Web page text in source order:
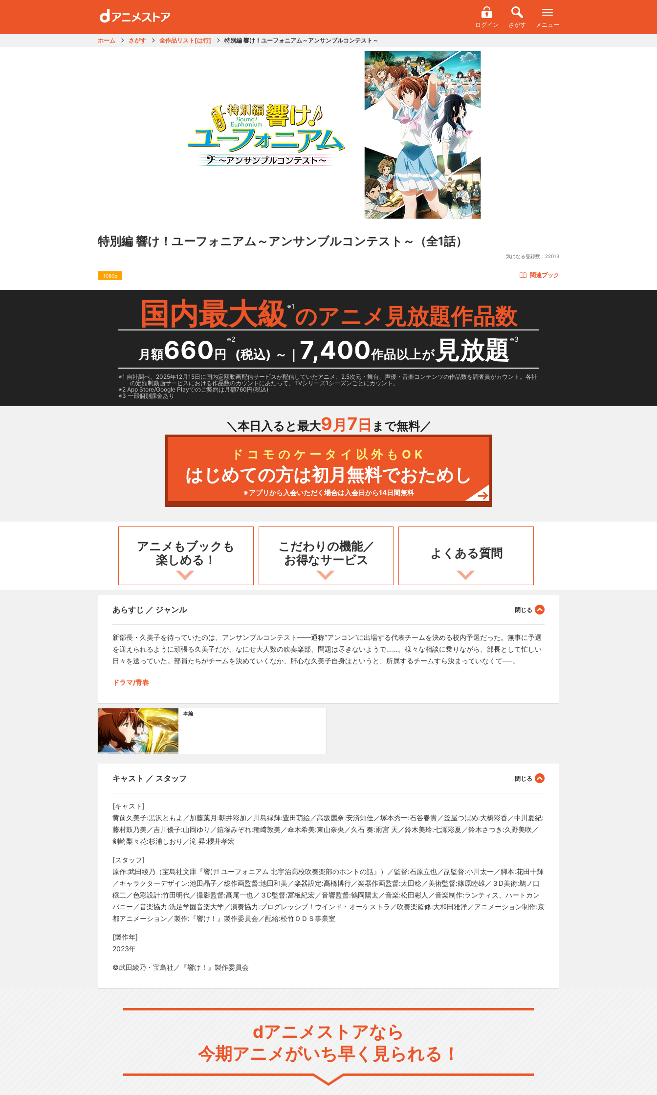
ログイン さがす メニュー
ホーム さがす 全作品リスト[は行] 特別編 響け！ユーフォニアム～アンサンブルコンテスト～
特別編 響け！ユーフォニアム～アンサンブルコンテスト～ （全1話）
気になる登録数： 22013
1080p 関連ブック
国内最大級 ※1のアニメ見放題作品数
月額660 円
※2
(税込) ～ ｜ 7,400作品以上が 見放題※3
1 自社調べ。2025年12月15日に国内定額動画配信サービスが配信していたアニメ、2.5次元・舞台、声優・音楽コンテンツの作品数を調査員がカウント。各社
の定額制動画サービスにおける作品数のカウントにあたって、TVシリーズ1シーズンごとにカウント。
2 App Store/Google Playでのご契約は月額760円(税込)
3 一部個別課金あり
＼本日入ると最大9月 7 日 まで無料／
ドコモのケータイ以外もOK
はじめての方は初月無料でおためし
※アプリから入会いただく場合は入会日から14日間無料
アニメもブックも
楽しめる！
こだわりの機能／
お得なサービス
よくある質問
あらすじ ／ ジャンル
新部長・久美子を待っていたのは、アンサンブルコンテスト――通称“アンコン”に出場する代表チームを決める校内予選だった。無事に予選
を迎えられるように頑張る久美子だが、なにせ大人数の吹奏楽部、問題は尽きないようで……。様々な相談に乗りながら、部長として忙しい
日々を送っていた。部員たちがチームを決めていくなか、肝心な久美子自身はというと、所属するチームすら決まっていなくて──。
ドラマ/青春
本編
キャスト ／ スタッフ
[キャスト]
黄前久美子:黒沢ともよ／加藤葉月:朝井彩加／川島緑輝:豊田萌絵／高坂麗奈:安済知佳／塚本秀一:石谷春貴／釜屋つばめ:大橋彩香／中川夏紀:
藤村鼓乃美／吉川優子:山岡ゆり／鎧塚みぞれ:種﨑敦美／傘木希美:東山奈央／久石 奏:雨宮 天／鈴木美玲:七瀬彩夏／鈴木さつき:久野美咲／
剣崎梨々花:杉浦しおり／滝 昇:櫻井孝宏
[スタッフ]
原作:武田綾乃（宝島社文庫『響け! ユーフォニアム 北宇治高校吹奏楽部のホントの話』）／監督:石原立也／副監督:小川太一／脚本:花田十輝
／キャラクターデザイン:池田晶子／総作画監督:池田和美／楽器設定:髙橋博行／楽器作画監督:太田稔／美術監督:篠原睦雄／３D美術:鵜ノ口
穣二／色彩設計:竹田明代／撮影監督:髙尾一也／３D監督:冨板紀宏／音響監督:鶴岡陽太／音楽:松田彬人／音楽制作:ランティス、ハートカン
パニー／音楽協力:洗足学園音楽大学／演奏協力:プログレッシブ！ウインド・オーケストラ／吹奏楽監修:大和田雅洋／アニメーション制作:京
都アニメーション／製作:『響け！』製作委員会／配給:松竹ＯＤＳ事業室
[製作年]
2023年
©武田綾乃・宝島社／『響け！』製作委員会
dアニメストアなら
今期アニメがいち早く見られる！